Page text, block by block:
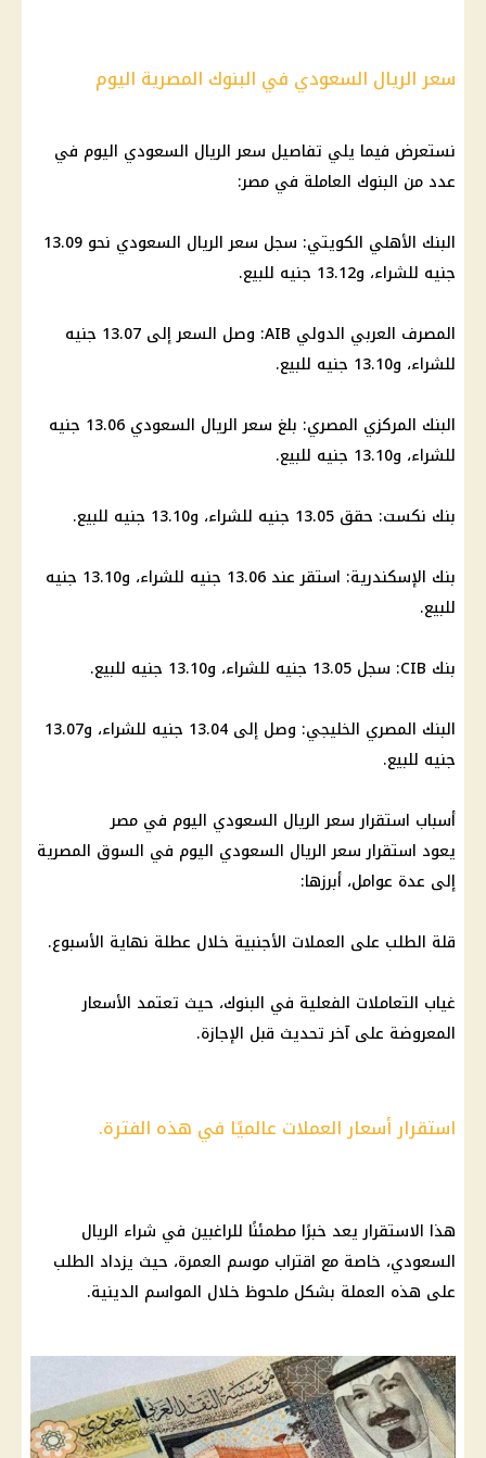
سعر الريال السعودي في البنوك المصرية اليوم
نستعرض فيما يلي تفاصيل سعر الريال السعودي اليوم في
عدد من البنوك العاملة في مصر:
البنك الأهلي الكويتي: سجل سعر الريال السعودي نحو 13.09
جنيه للشراء، و13.12 جنيه للبيع.
المصرف العربي الدولي AIB: وصل السعر إلى 13.07 جنيه
للشراء، و13.10 جنيه للبيع.
البنك المركزي المصري: بلغ سعر الريال السعودي 13.06 جنيه
للشراء، و13.10 جنيه للبيع.
بنك نكست: حقق 13.05 جنيه للشراء، و13.10 جنيه للبيع.
بنك الإسكندرية: استقر عند 13.06 جنيه للشراء، و13.10 جنيه
للبيع.
بنك CIB: سجل 13.05 جنيه للشراء، و13.10 جنيه للبيع.
البنك المصري الخليجي: وصل إلى 13.04 جنيه للشراء، و13.07
جنيه للبيع.
أسباب استقرار سعر الريال السعودي اليوم في مصر
يعود استقرار سعر الريال السعودي اليوم في السوق المصرية
إلى عدة عوامل، أبرزها:
قلة الطلب على العملات الأجنبية خلال عطلة نهاية الأسبوع.
غياب التعاملات الفعلية في البنوك، حيث تعتمد الأسعار
المعروضة على آخر تحديث قبل الإجازة.
استقرار أسعار العملات عالميًا في هذه الفترة.
هذا الاستقرار يعد خبرًا مطمئنًا للراغبين في شراء الريال
السعودي، خاصة مع اقتراب موسم العمرة، حيث يزداد الطلب
على هذه العملة بشكل ملحوظ خلال المواسم الدينية.